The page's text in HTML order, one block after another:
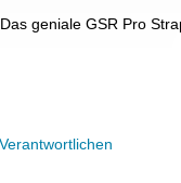
geniale GSR Pro